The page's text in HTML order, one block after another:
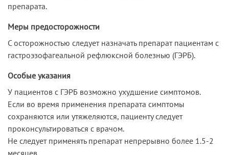
препарата.
Меры предосторожности
С осторожностью следует назначать препарат пациентам с
гастроэзофагеальной рефлюксной болезнью (ГЭРБ).
Особые указания
У пациентов с ГЭРБ возможно ухудшение симптомов.
Если во время применения препарата симптомы
сохраняются или утяжеляются, пациенту следует
проконсультироваться с врачом.
Не следует применять препарат непрерывно более 1.5-2
месяцев.